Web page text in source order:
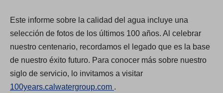
n
s
i
n
a
n
n
s
i
n
Este informe sobre la calidad del agua incluye una
selección de fotos de los últimos 100 años. Al celebrar
nuestro centenario, recordamos el legado que es la base
de nuestro éxito futuro. Para conocer más sobre nuestro
siglo de servicio, lo invitamos a visitar
100years.calwatergroup.com .